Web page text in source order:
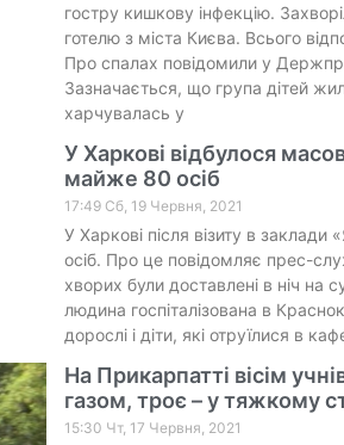
гостру кишкову інфекцію.
готелю з міста Києва. Всього
Про спалах повідомили у
Зазначається, що група дітей
харчувалась у
У Харкові відбулося
майже 80 осіб
17:49 Сб, 19 Червня, 2021
У Харкові після візиту в заклади
осіб. Про це повідомляє прес-
хворих були доставлені в ніч
людина госпіталізована в
дорослі і діти, які отруїлися в
На Прикарпатті вісім
газом, троє – у тяжкому
15:30 Чт, 17 Червня, 2021